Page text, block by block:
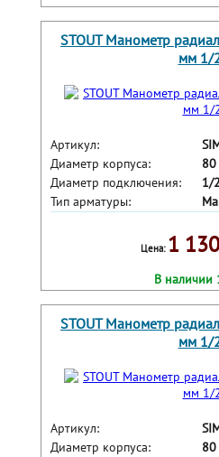
STOUT Манометр
мм 1/
Артикул:
Диаметр корпуса:
80
Диаметр подключения:
1/2
Тип арматуры:
Цена: 1
В наличии
STOUT Манометр
мм 1/
Артикул:
Диаметр корпуса:
80